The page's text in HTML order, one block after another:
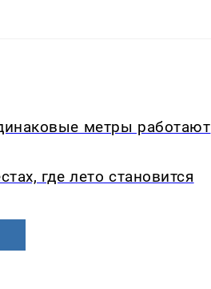
метры работают
где лето становится